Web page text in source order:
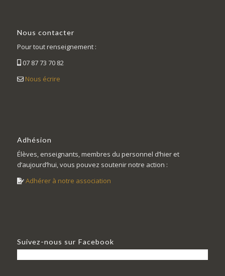
Nous contacter
Pour tout renseignement :
07 87 73 70 82
Nous écrire
Adhésion
Élèves, enseignants, membres du personnel d’hier et
d’aujourd’hui, vous pouvez soutenir notre action :
Adhérer à notre association
Suivez-nous sur Facebook